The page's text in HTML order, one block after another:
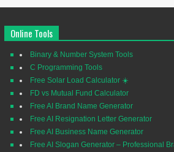
Online Tools
Binary & Number System Tools
C Programming Tools
Free Solar Load Calculator ☀️
FD vs Mutual Fund Calculator
Free AI Brand Name Generator
Free AI Resignation Letter Generator
Free AI Business Name Generator
Free AI Slogan Generator – Professional